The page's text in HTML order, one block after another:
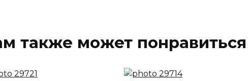
также может понравиться